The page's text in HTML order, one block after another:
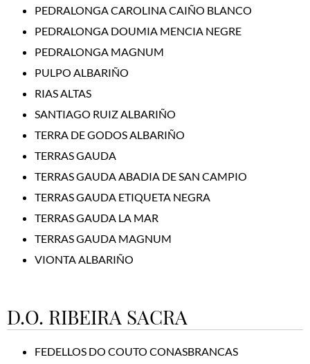
PEDRALONGA CAROLINA CAIÑO BLANCO
PEDRALONGA DOUMIA MENCIA NEGRE
PEDRALONGA MAGNUM
PULPO ALBARIÑO
RIAS ALTAS
SANTIAGO RUIZ ALBARIÑO
TERRA DE GODOS ALBARIÑO
TERRAS GAUDA
TERRAS GAUDA ABADIA DE SAN CAMPIO
TERRAS GAUDA ETIQUETA NEGRA
TERRAS GAUDA LA MAR
TERRAS GAUDA MAGNUM
VIONTA ALBARIÑO
D.O. RIBEIRA SACRA
FEDELLOS DO COUTO CONASBRANCAS